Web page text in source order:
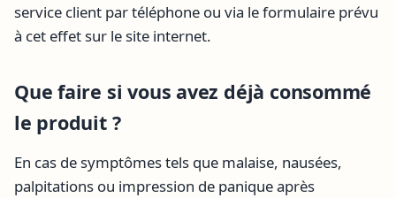
service client par téléphone ou via le formulaire prévu
à cet effet sur le site internet.
Que faire si vous avez déjà consommé
le produit ?
En cas de symptômes tels que malaise, nausées,
palpitations ou impression de panique après